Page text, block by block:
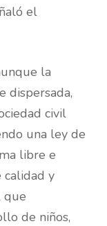
el
la
dispersada,
civil
una ley de
libre e
calidad y
que
de niños,